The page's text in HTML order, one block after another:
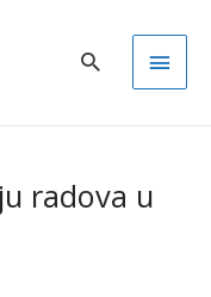
Main
radova u